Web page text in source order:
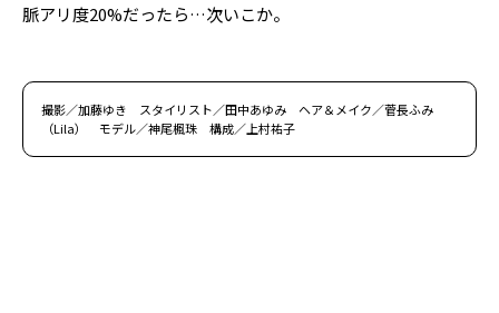
脈アリ度20%だったら…次いこか。
撮影／加藤ゆき スタイリスト／田中あゆみ ヘア＆メイク／菅長ふみ
（Lila） モデル／神尾楓珠 構成／上村祐子